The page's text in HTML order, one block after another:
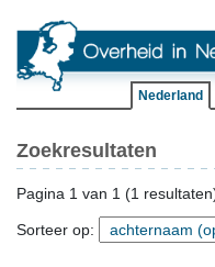
Nederland
Zoekresultaten
Pagina 1 van 1 (1
Sorteer op: